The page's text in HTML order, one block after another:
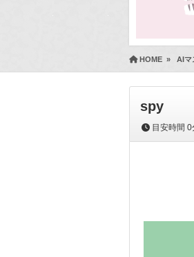
HOME » AIマ
spy
目安時間0